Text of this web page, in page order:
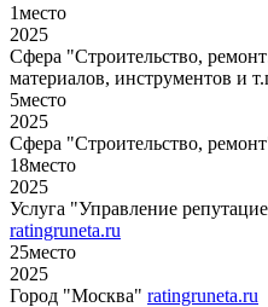
1место
2025
Сфера "Строительство,
материалов, инструментов и
5место
2025
Сфера "Строительство,
18место
2025
Услуга "Управление
ratingruneta.ru
25место
2025
Город "Москва" ratingruneta.ru